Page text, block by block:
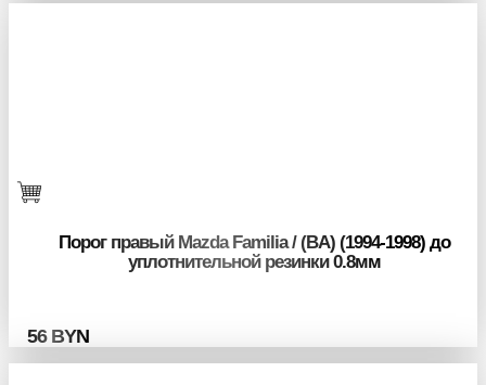
Порог правый Mazda Familia / (BA) (1994-1998) до
уплотнительной резинки 0.8мм
56 BYN